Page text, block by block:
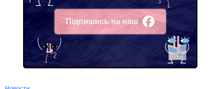
Підпишись на наш
Facebook